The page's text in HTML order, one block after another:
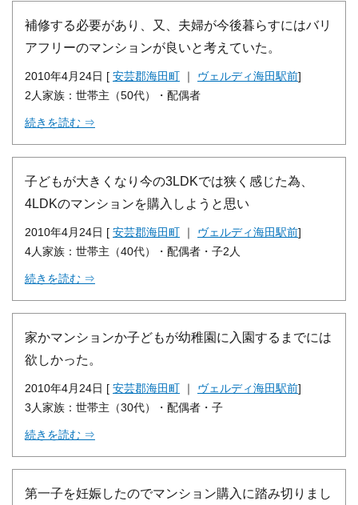
補修する必要があり、又、夫婦が今後暮らすにはバリ
アフリーのマンションが良いと考えていた。
2010年4月24日 [ 安芸郡海田町 ｜ ヴェルディ海田駅前]
2人家族：世帯主（50代）・配偶者
続きを読む ⇒
子どもが大きくなり今の3LDKでは狭く感じた為、
4LDKのマンションを購入しようと思い
2010年4月24日 [ 安芸郡海田町 ｜ ヴェルディ海田駅前]
4人家族：世帯主（40代）・配偶者・子2人
続きを読む ⇒
家かマンションか子どもが幼稚園に入園するまでには
欲しかった。
2010年4月24日 [ 安芸郡海田町 ｜ ヴェルディ海田駅前]
3人家族：世帯主（30代）・配偶者・子
続きを読む ⇒
第一子を妊娠したのでマンション購入に踏み切りまし